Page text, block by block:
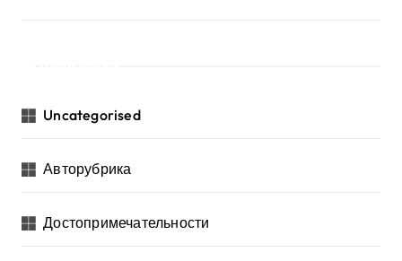
Uncategorised
Авторубрика
Достопримечательности